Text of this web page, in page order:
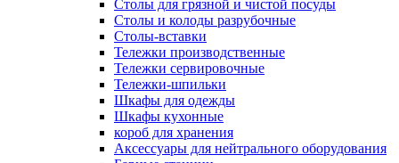
Столы для грязной и чистой посуды
Столы и колоды разрубочные
Столы-вставки
Тележки производственные
Тележки сервировочные
Тележки-шпильки
Шкафы для одежды
Шкафы кухонные
короб для хранения
Аксессуары для нейтрального оборудования